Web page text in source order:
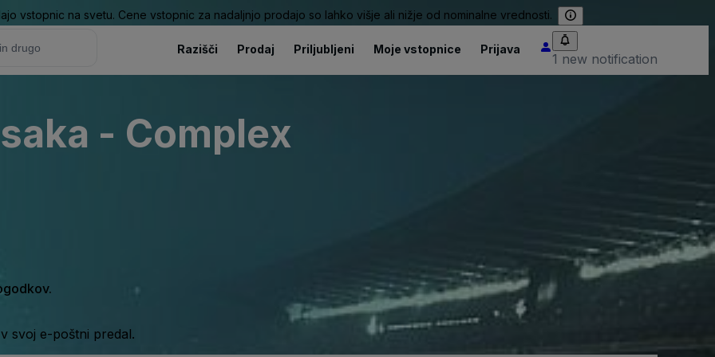
vstopnic na svetu. Cene vstopnic za nadaljnjo prodajo so lahko višje ali nižje od nominalne vrednosti.
Razišči Prodaj Priljubljeni Moje vstopnice Prijava
1 new notification
- Complex
svoj e-poštni predal.